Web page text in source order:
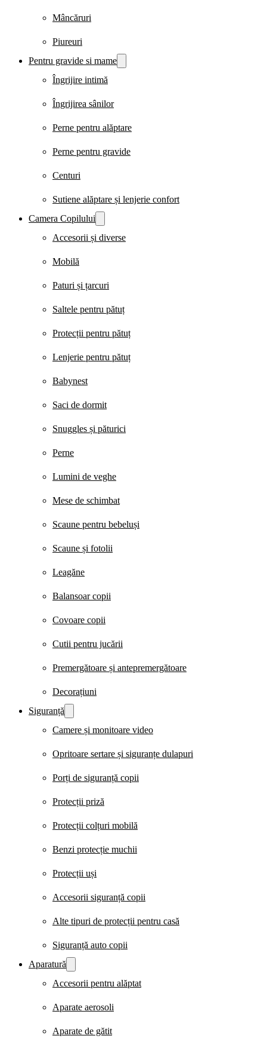
Mâncăruri
Piureuri
Pentru gravide si mame
Îngrijire intimă
Îngrijirea sânilor
Perne pentru alăptare
Perne pentru gravide
Centuri
Sutiene alăptare și lenjerie confort
Camera Copilului
Accesorii și diverse
Mobilă
Paturi și țarcuri
Saltele pentru pătuț
Protecții pentru pătuț
Lenjerie pentru pătuț
Babynest
Saci de dormit
Snuggles și păturici
Perne
Lumini de veghe
Mese de schimbat
Scaune pentru bebeluși
Scaune și fotolii
Leagăne
Balansoar copii
Covoare copii
Cutii pentru jucării
Premergătoare și antepremergătoare
Decorațiuni
Siguranță
Camere și monitoare video
Opritoare sertare și siguranțe dulapuri
Porți de siguranță copii
Protecții priză
Protecții colțuri mobilă
Benzi protecție muchii
Protecții uși
Accesorii siguranță copii
Alte tipuri de protecții pentru casă
Siguranță auto copii
Aparatură
Accesorii pentru alăptat
Aparate aerosoli
Aparate de gătit